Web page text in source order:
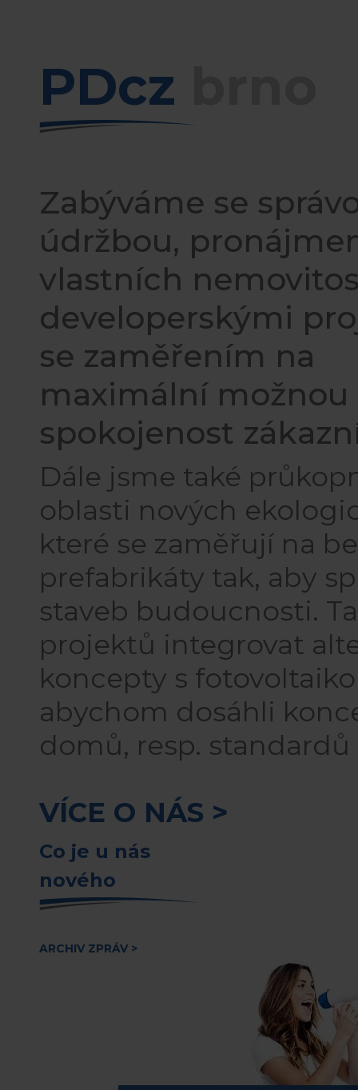
PDcz
Zabýváme se
údržbou,
vlastních
developerskými
se zaměřením na
maximální možnou
spokojenost
Dále jsme také
oblasti nových
které se zaměřují na
prefabrikáty tak, aby
staveb budoucnosti.
projektů integrovat
koncepty s
abychom dosáhli
domů, resp.
VÍCE O NÁS >
Co je u nás
nového
ARCHIV ZPRÁV >